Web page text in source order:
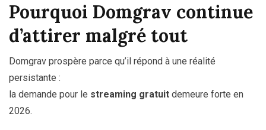
Pourquoi Domgrav continue
d’attirer malgré tout
Domgrav prospère parce qu’il répond à une réalité
persistante :
la demande pour le streaming gratuit demeure forte en
2026.